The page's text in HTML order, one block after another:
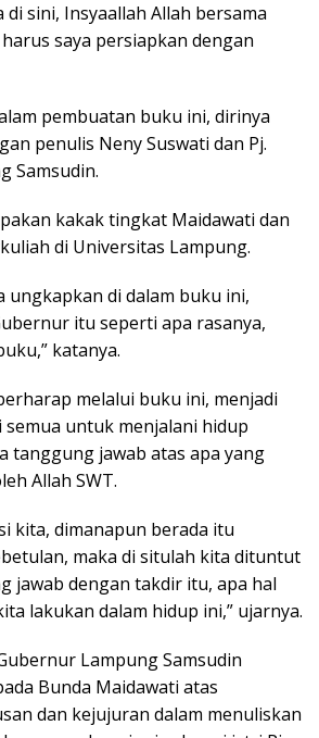
sini, Insyaallah Allah bersama
saya persiapkan dengan
pembuatan buku ini, dirinya
penulis Neny Suswati dan Pj.
Samsudin.
kakak tingkat Maidawati dan
di Universitas Lampung.
ungkapkan di dalam buku ini,
itu seperti apa rasanya,
katanya.
melalui buku ini, menjadi
untuk menjalani hidup
tanggung jawab atas apa yang
Allah SWT.
kita, dimanapun berada itu
maka di situlah kita dituntut
jawab dengan takdir itu, apa hal
lakukan dalam hidup ini,” ujarnya.
Lampung Samsudin
Bunda Maidawati atas
dan kejujuran dalam menuliskan